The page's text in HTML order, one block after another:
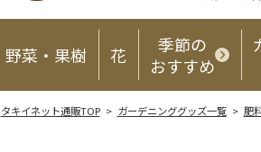
野菜・果樹 花
季節の
おすすめ
タキイネット通販TOP> ガーデニンググッズ一覧> 肥